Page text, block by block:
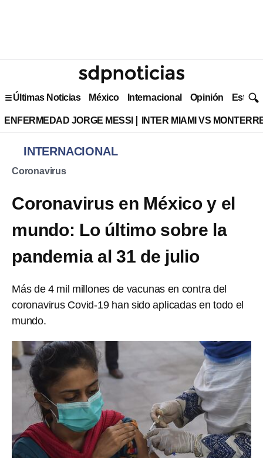
Últimas Noticias México Internacional Opinión Estilo
ENFERMEDAD JORGE MESSI INTER MIAMI VS
INTERNACIONAL
Coronavirus
Coronavirus en México y el
mundo: Lo último sobre la
pandemia al 31 de julio
Más de 4 mil millones de vacunas en contra del
coronavirus Covid-19 han sido aplicadas en todo el
mundo.